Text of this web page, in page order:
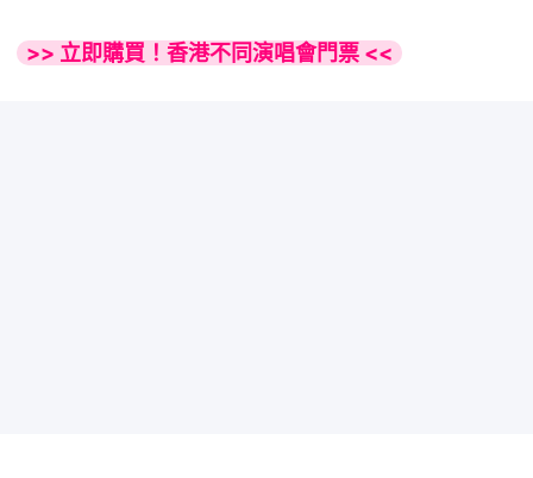
>> 立即購買！香港不同演唱會門票 <<